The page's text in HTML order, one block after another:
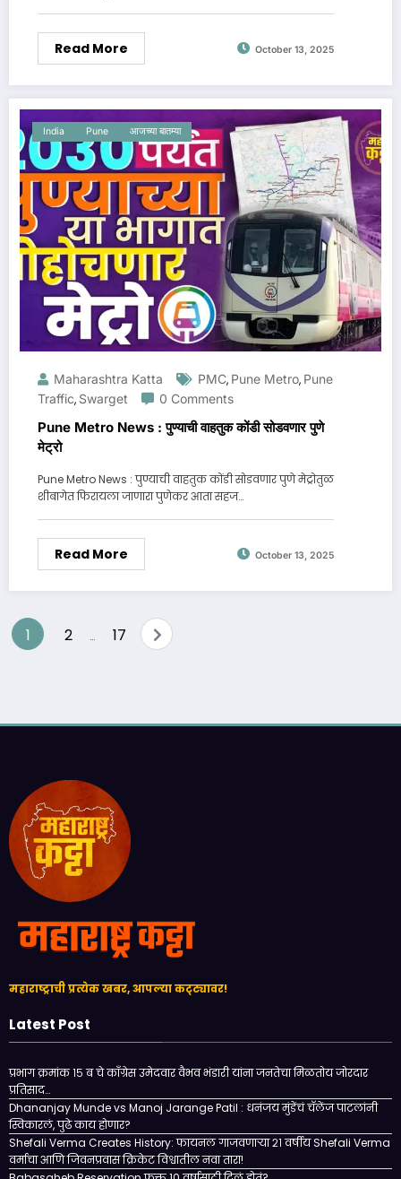
Read More October 13, 2025
India Pune आजच्या बातम्या
Maharashtra Katta PMC, Pune Metro, Pune
Traffic, Swarget 0 Comments
Pune Metro News : पुण्याची वाहतुक कोंडी सोडवणार पुणे
मेट्रो
Pune Metro News : पुण्याची वाहतुक कोंडी सोडवणार पुणे मेट्रोतुळ
शीबागेत फिरायला जाणारा पुणेकर आता सहज…
Read More October 13, 2025
Posts
1 2 … 17
महाराष्ट्राची प्रत्येक खबर, आपल्या कट्ट्यावर!
Latest Post
प्रभाग क्रमांक १५ ब चे काँग्रेस उमेदवार वैभव भंडारी यांना जनतेचा मिळतोय जोरदार
प्रतिसाद…
Dhananjay Munde vs Manoj Jarange Patil : धनंजय मुंडेंचं चॅलेंज पाटलांनी
स्विकारलं, पुढे काय होणार?
Shefali Verma Creates History: फायनल गाजवणाऱ्या २१ वर्षीय Shefali Verma
वर्माचा आणि जिवनप्रवास क्रिकेट विश्वातील नवा तारा!